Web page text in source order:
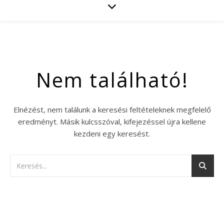
Nem található!
Elnézést, nem találunk a keresési feltételeknek megfelelő
eredményt. Másik kulcsszóval, kifejezéssel újra kellene
kezdeni egy keresést.